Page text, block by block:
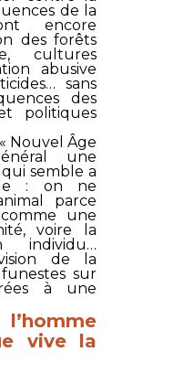
de la
encore
des forêts
cultures
abusive
sans
des
politiques
Nouvel Âge
une
semble a
: on ne
parce
une
voire la
individu…
de la
sur
à une
vive la